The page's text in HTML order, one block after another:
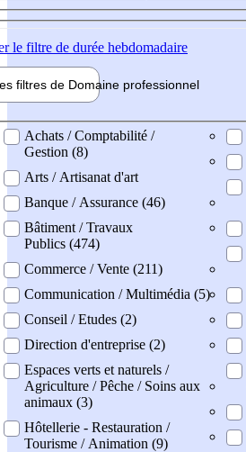
le filtre de durée hebdomadaire
filtres de Domaine professionnel
professionel
Achats / Comptabilité /
Gestion (8)
Arts / Artisanat d'art
Banque / Assurance (46)
Bâtiment / Travaux
Publics (474)
Commerce / Vente (211)
Communication / Multimédia (5)
Conseil / Etudes (2)
Direction d'entreprise (2)
Espaces verts et naturels /
Agriculture / Pêche / Soins aux
animaux (3)
Hôtellerie - Restauration /
Tourisme / Animation (9)